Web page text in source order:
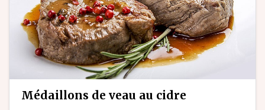
médaillons de veau au cidre